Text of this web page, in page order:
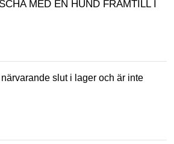
MED EN HUND FRAMTILL I
slut i lager och är inte